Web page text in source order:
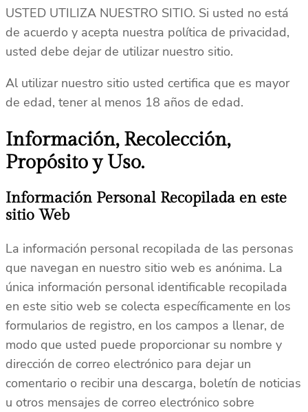
USTED UTILIZA NUESTRO SITIO. Si usted no está
de acuerdo y acepta nuestra política de privacidad,
usted debe dejar de utilizar nuestro sitio.
Al utilizar nuestro sitio usted certifica que es mayor
de edad, tener al menos 18 años de edad.
Información, Recolección,
Propósito y Uso.
Información Personal Recopilada en este
sitio Web
La información personal recopilada de las personas
que navegan en nuestro sitio web es anónima. La
única información personal identificable recopilada
en este sitio web se colecta específicamente en los
formularios de registro, en los campos a llenar, de
modo que usted puede proporcionar su nombre y
dirección de correo electrónico para dejar un
comentario o recibir una descarga, boletín de noticias
u otros mensajes de correo electrónico sobre